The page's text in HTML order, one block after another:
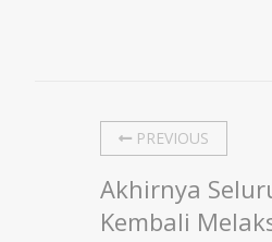
PREVIOUS
Akhirnya
Kembali